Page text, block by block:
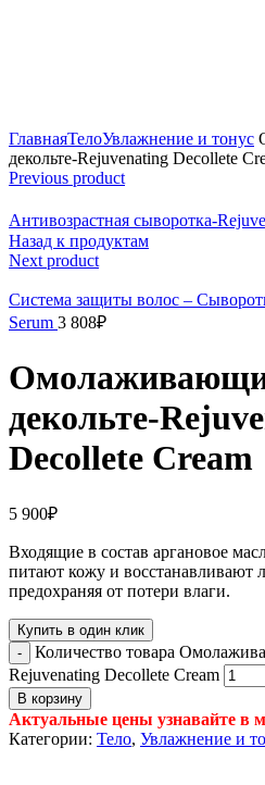
ГлавнаяТелоУвлажнение и тонус
декольте-Rejuvenating Decollete
Previous product
Антивозрастная сыворотка-
Назад к продуктам
Next product
Система защиты волос –
Serum 3 808₽
декольте-
Decollete Cream
5 900₽
Входящие в состав аргановое
питают кожу и восстанавливают
предохраняя от потери влаги.
Купить в один клик
Количество товара
Rejuvenating Decollete Cream
В корзину
Актуальные цены узнавайте в
Категории: Тело, Увлажнение и